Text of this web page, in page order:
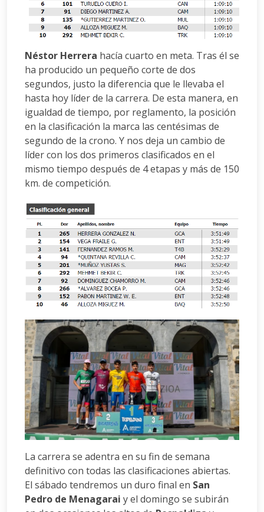
Néstor Herrera hacía cuarto en meta. Tras él se
ha producido un pequeño corte de dos
segundos, justo la diferencia que le llevaba el
hasta hoy líder de la carrera. De esta manera, en
igualdad de tiempo, por reglamento, la posición
en la clasificación la marca las centésimas de
segundo de la crono. Y nos deja un cambio de
líder con los dos primeros clasificados en el
mismo tiempo después de 4 etapas y más de 150
km. de competición.
La carrera se adentra en su fin de semana
definitivo con todas las clasificaciones abiertas.
El sábado tendremos un duro final en San
Pedro de Menagarai y el domingo se subirán